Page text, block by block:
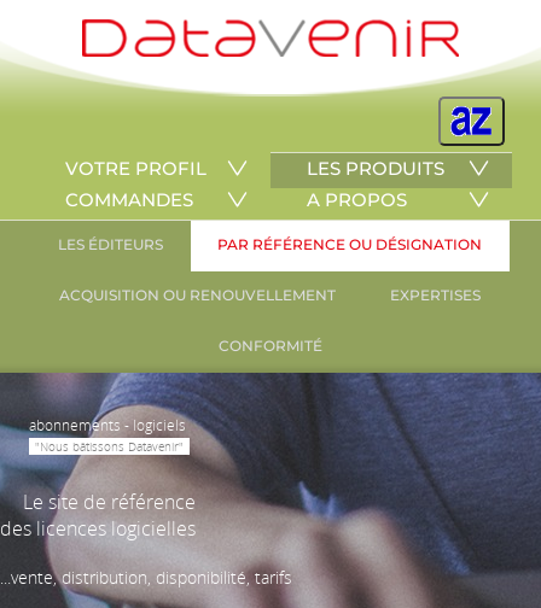
VOTRE PROFIL
LES PRODUITS
COMMANDES
A PROPOS
LES ÉDITEURS PAR RÉFÉRENCE OU DÉSIGNATION
ACQUISITION OU RENOUVELLEMENT EXPERTISES
CONFORMITÉ
abonnements - logiciels
"Nous bâtissons Datavenir"
Le site de référence
des licences logicielles
...vente, distribution, disponibilité, tarifs